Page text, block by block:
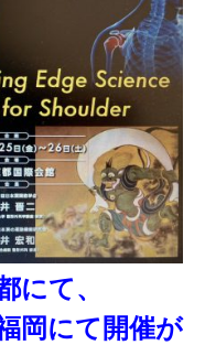
にて、
岡にて開催が